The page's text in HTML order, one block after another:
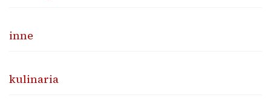
inne
kulinaria